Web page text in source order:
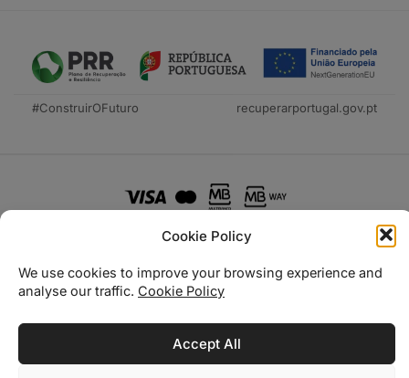
Cookie Policy
We use cookies to improve your browsing experience and
analyse our traffic. Cookie Policy
Accept All
#ConstruirOFuturo recuperarportugal.gov.pt
Técnica Livraria © 2026